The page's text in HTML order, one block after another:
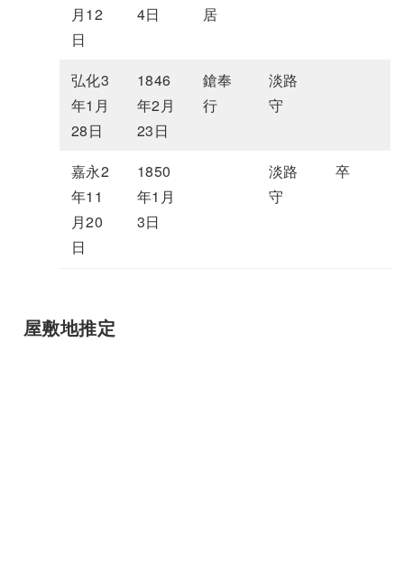
月12
日
4日
居
弘化3
年1月
28日
1846
年2月
23日
鎗奉
行
淡路
守
嘉永2
年11
月20
日
1850
年1月
3日
淡路
守
卒
屋敷地推定